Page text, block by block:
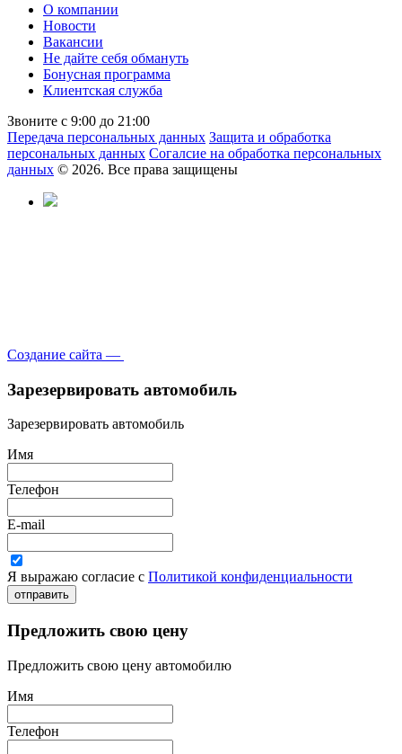
О компании
Новости
Вакансии
Не дайте себя обмануть
Бонусная программа
Клиентская служба
Звоните с 9:00 до 21:00
Передача персональных данных Защита и обработка
персональных данных Согалсие на обработка персональных
данных © 2026. Все права защищены
Создание сайта —
Зарезервировать автомобиль
Зарезервировать автомобиль
Имя
Телефон
E-mail
Я выражаю согласие с Политикой конфиденциальности
отправить
Предложить свою цену
Предложить свою цену автомобилю
Имя
Телефон